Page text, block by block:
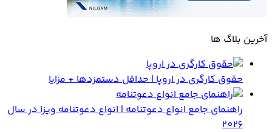
آخرین بلاگ ها
حقوق کارگری در اروپا | حداقل دستمزدها + مزایا
راهنمای جامع انواع دعوتنامه | انواع دعوتنامه ویزا در سال
2026